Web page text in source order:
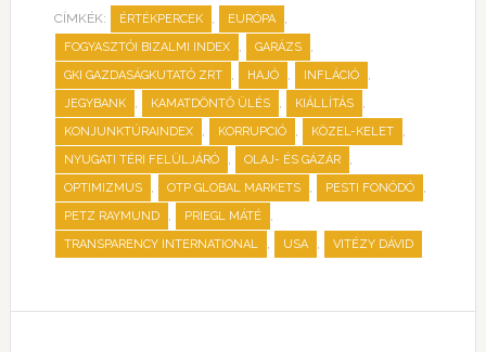
CÍMKÉK: ÉRTÉKPERCEK , EURÓPA ,
FOGYASZTÓI BIZALMI INDEX , GARÁZS ,
GKI GAZDASÁGKUTATÓ ZRT , HAJÓ , INFLÁCIÓ ,
JEGYBANK , KAMATDÖNTŐ ÜLÉS , KIÁLLÍTÁS ,
KONJUNKTÚRAINDEX , KORRUPCIÓ , KÖZEL-KELET ,
NYUGATI TÉRI FELÜLJÁRÓ , OLAJ- ÉS GÁZÁR ,
OPTIMIZMUS , OTP GLOBAL MARKETS , PESTI FONÓDÓ ,
PETZ RAYMUND , PRIEGL MÁTÉ ,
TRANSPARENCY INTERNATIONAL , USA , VITÉZY DÁVID